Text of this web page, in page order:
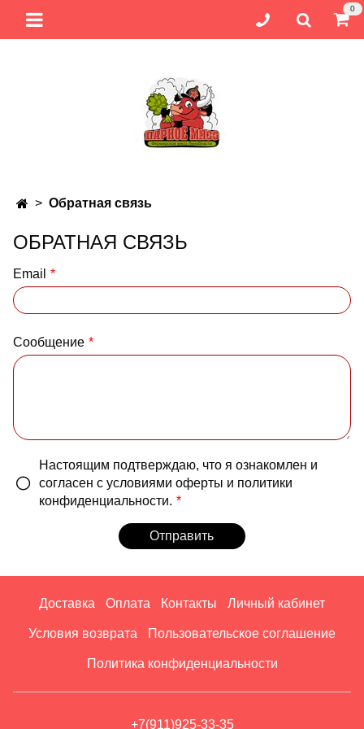
0
Обратная связь
ОБРАТНАЯ СВЯЗЬ
Email
Сообщение
Настоящим подтверждаю, что я ознакомлен и
согласен с условиями оферты и политики
конфиденциальности.
Отправить
Доставка Оплата Контакты Личный кабинет
Условия возврата Пользовательское соглашение
Политика конфиденциальности
+7(911)925-33-35